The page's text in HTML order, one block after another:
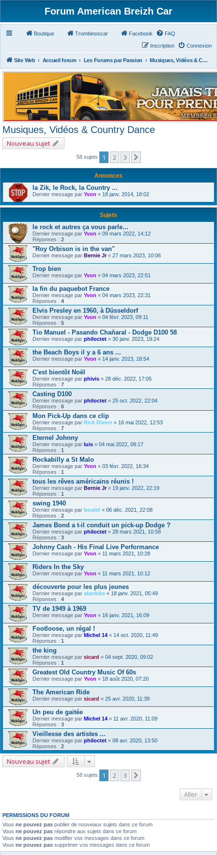
Forum American Breizh Car
Boutique Trombinoscar Facebook FAQ
Connexion
Inscription
Site Web Accueil forum Les Forums par Passion Musiques, Vidéos & Country Dance
Musiques, Vidéos & Country Dance
Nouveau sujet
58 sujets 1 2 3
Annonces
la Zik, le Rock, la Country ...
Dernier message par Yvon « 18 janv. 2014, 18:02
Sujets
le rock et autres ça vous parle...
Dernier message par Yvon « 09 mars 2022, 14:12
Réponses : 2
"Roy Orbison is in the van"
Dernier message par Bernie Jr« 27 mars 2023, 10:06
Trop bien
Dernier message par Yvon « 04 mars 2023, 22:51
la fin du paquebot France
Dernier message par Yvon « 04 mars 2023, 22:31
Réponses : 4
Elvis Presley en 1960, à Düsseldorf
Dernier message par Yvon « 04 févr. 2023, 09:11
Réponses : 5
Tio Manuel - Pasando Chañaral - Dodge D100 58
Dernier message par philoctet « 30 janv. 2023, 19:24
the Beach Boys il y a 6 ans ...
Dernier message par Yvon « 14 janv. 2023, 18:54
C'est bientôt Noël
Dernier message par phivis « 28 déc. 2022, 17:05
Réponses : 7
Casting D100
Dernier message par philoctet « 25 oct. 2022, 22:04
Réponses : 6
Mon Pick-Up dans ce clip
Dernier message par Rick Divers « 16 mai 2022, 12:53
Réponses : 7
Eternel Johnny
Dernier message par luis « 04 mai 2022, 09:17
Réponses : 1
Rockabilly a St Malo
Dernier message par Yvon « 03 févr. 2022, 16:34
Réponses : 1
tous les rêves américains réunis !
Dernier message par Bernie Jr« 19 janv. 2022, 22:19
Réponses : 1
swing 1940
Dernier message par boulef « 06 déc. 2021, 22:08
Réponses : 2
James Bond a t-il conduit un pick-up Dodge ?
Dernier message par philoctet « 28 mars 2021, 10:58
Réponses : 3
Johnny Cash - His Final Live Performance
Dernier message par Yvon « 11 mars 2021, 10:28
Riders In the Sky
Dernier message par Yvon « 11 mars 2021, 10:12
découverte pour les plus jeunes
Dernier message par alanbike « 18 janv. 2021, 05:49
Réponses : 4
TV de 1949 à 1969
Dernier message par Yvon « 16 janv. 2021, 16:09
Footloose, un régal !
Dernier message par Michel 14 « 14 oct. 2020, 11:49
Réponses : 1
the king
Dernier message par sicard « 04 sept. 2020, 09:02
Réponses : 1
Greatest Old Country Music Of 60s
Dernier message par Yvon « 18 août 2020, 07:20
The American Ride
Dernier message par sicard « 25 avr. 2020, 11:39
Un peu de gaitée
Dernier message par Michel 14 « 11 avr. 2020, 11:09
Réponses : 3
Vieillesse des artistes ...
Dernier message par philoctet « 08 avr. 2020, 13:50
Réponses : 2
Nouveau sujet
58 sujets 1 2 3
Aller
PERMISSIONS DU FORUM
Vous ne pouvez pas publier de nouveaux sujets dans ce forum
Vous ne pouvez pas répondre aux sujets dans ce forum
Vous ne pouvez pas modifier vos messages dans ce forum
Vous ne pouvez pas supprimer vos messages dans ce forum